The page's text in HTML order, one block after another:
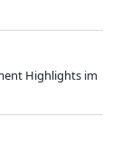
Highlights im